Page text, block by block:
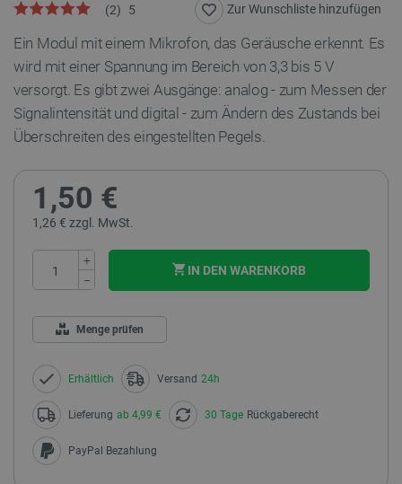
5
(2) Zur Wunschliste hinzufügen
Ein Modul mit einem Mikrofon, das Geräusche erkennt. Es
wird mit einer Spannung im Bereich von 3,3 bis 5 V
versorgt. Es gibt zwei Ausgänge: analog - zum Messen der
Signalintensität und digital - zum Ändern des Zustands bei
Überschreiten des eingestellten Pegels.
1,50 €
1,26 € zzgl. MwSt.
+
−
IN DEN WARENKORB
Menge prüfen
Erhältlich Versand 24h
Lieferung ab 4,99 € 30 Tage Rückgaberecht
PayPal Bezahlung